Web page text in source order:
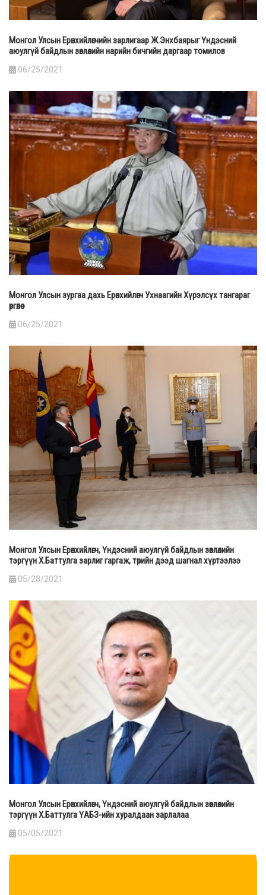
Монгол Улсын Ерөнхийлөгчийн зарлигаар Ж.Энхбаярыг Үндэсний
аюулгүй байдлын зөвлөлийн нарийн бичгийн даргаар томилов
06/25/2021
Монгол Улсын зургаа дахь Ерөнхийлөгч Ухнаагийн Хүрэлсүх тангараг
өргөлөө
06/25/2021
Монгол Улсын Ерөнхийлөгч, Үндэсний аюулгүй байдлын зөвлөлийн
тэргүүн Х.Баттулга зарлиг гаргаж, төрийн дээд шагнал хүртээлээ
05/28/2021
Монгол Улсын Ерөнхийлөгч, Үндэсний аюулгүй байдлын зөвлөлийн
тэргүүн Х.Баттулга ҮАБЗ-ийн хуралдаан зарлалаа
05/05/2021